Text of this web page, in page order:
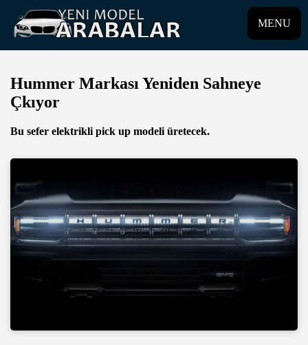
MENU
Hummer Markası Yeniden Sahneye
Çkıyor
Bu sefer elektrikli pick up modeli üretecek.